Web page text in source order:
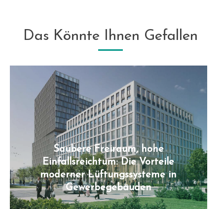
Das Könnte Ihnen Gefallen
Saubere Freiraum, hohe
Einfallsreichtum: Die Vorteile
moderner Lüftungssysteme in
Gewerbegebäuden